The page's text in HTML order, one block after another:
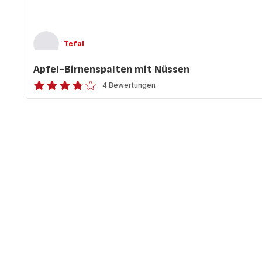
Tefal
Apfel-Birnenspalten mit Nüssen
ratings.3.7
4 Bewertungen